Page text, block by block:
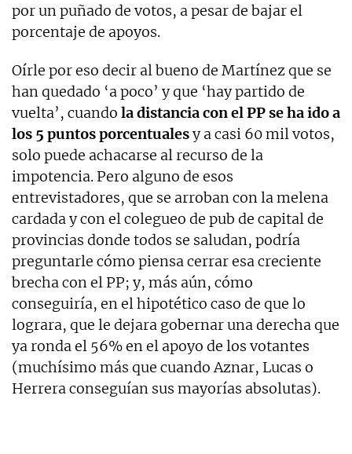
por un puñado de votos, a pesar de bajar el
porcentaje de apoyos.
Oírle por eso decir al bueno de Martínez que se
han quedado ‘a poco’ y que ‘hay partido de
vuelta’, cuando la distancia con el PP se ha ido a
los 5 puntos porcentualesy a casi 60 mil votos,
solo puede achacarse al recurso de la
impotencia. Pero alguno de esos
entrevistadores, que se arroban con la melena
cardada y con el colegueo de pub de capital de
provincias donde todos se saludan, podría
preguntarle cómo piensa cerrar esa creciente
brecha con el PP; y, más aún, cómo
conseguiría, en el hipotético caso de que lo
lograra, que le dejara gobernar una derecha que
ya ronda el 56% en el apoyo de los votantes
(muchísimo más que cuando Aznar, Lucas o
Herrera conseguían sus mayorías absolutas).